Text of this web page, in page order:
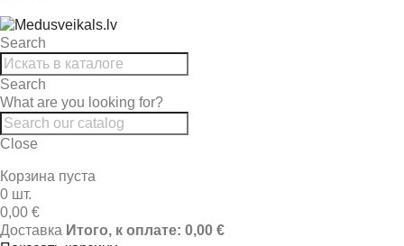
Search
Search
What are you looking for?
Close
Корзина пуста
0 шт.
0,00 €
Доставка Итого, к оплате: 0,00 €